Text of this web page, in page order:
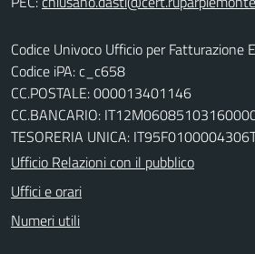
Codice Univoco Ufficio per Fatturazione
Codice iPA: c_c658
CC.POSTALE: 000013401146
CC.BANCARIO:
TESORERIA UNICA:
Ufficio Relazioni con il pubblico
Uffici e orari
Numeri utili